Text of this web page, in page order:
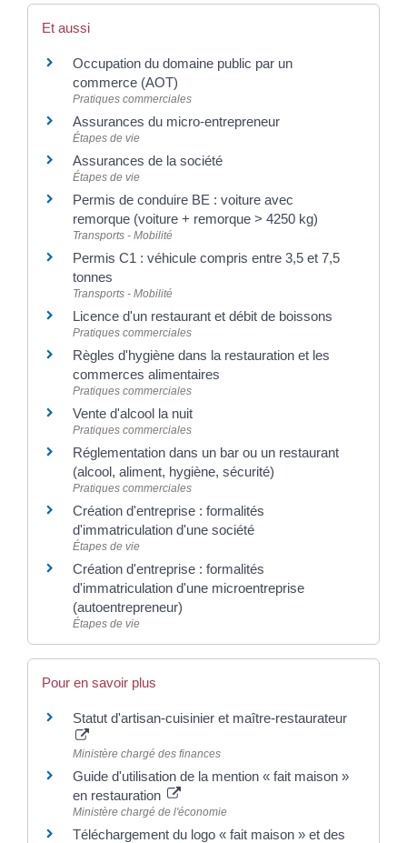
Et aussi
Occupation du domaine public par un
commerce (AOT)
Pratiques commerciales
Assurances du micro-entrepreneur
Étapes de vie
Assurances de la société
Étapes de vie
Permis de conduire BE : voiture avec
remorque (voiture + remorque > 4250 kg)
Transports - Mobilité
Permis C1 : véhicule compris entre 3,5 et 7,5
tonnes
Transports - Mobilité
Licence d'un restaurant et débit de boissons
Pratiques commerciales
Règles d'hygiène dans la restauration et les
commerces alimentaires
Pratiques commerciales
Vente d'alcool la nuit
Pratiques commerciales
Réglementation dans un bar ou un restaurant
(alcool, aliment, hygiène, sécurité)
Pratiques commerciales
Création d'entreprise : formalités
d'immatriculation d'une société
Étapes de vie
Création d'entreprise : formalités
d'immatriculation d'une microentreprise
(autoentrepreneur)
Étapes de vie
Pour en savoir plus
Statut d'artisan-cuisinier et maître-restaurateur
Ministère chargé des finances
Guide d'utilisation de la mention « fait maison »
en restauration
Ministère chargé de l'économie
Téléchargement du logo « fait maison » et des